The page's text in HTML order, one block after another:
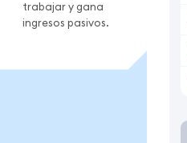
trabajar y gana
ingresos pasivos.